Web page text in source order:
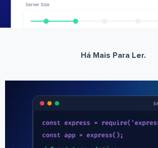
Há Mais Para Ler.